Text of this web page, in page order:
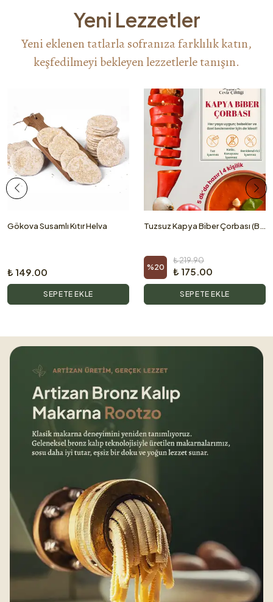
Yeni Lezzetler
Yeni eklenen tatlarla sofranıza farklılık katın,
keşfedilmeyi bekleyen lezzetlerle tanışın.
Gökova Susamlı Kıtır Helva
₺ 149.00
SEPETE EKLE
Tuzsuz Kapya Biber Çorbası (Bebek ve Büyüklerimize Özel) - 4 Porsiyon
%20
₺ 219.90
₺ 175.00
SEPETE EKLE